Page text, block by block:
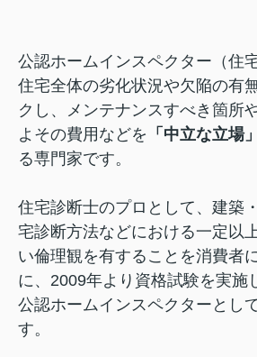
公認ホームインスペクター（住
住宅全体の劣化状況や欠陥の有
クし、メンテナンスすべき箇所
よその費用などを 「中立な立場」
る専門家です。
住宅診断士のプロとして、建築
宅診断方法などにおける一定以
い倫理観を有することを消費者
に、2009年より資格試験を実施
公認ホームインスペクターとし
す。